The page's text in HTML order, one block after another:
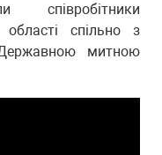
співробітники
спільно з
митною